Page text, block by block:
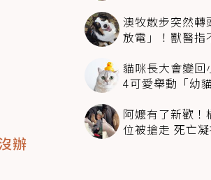
辦
澳牧散步突然轉
放電」！獸醫指
貓咪長大會變回
4可愛舉動「幼
阿嬤有了新歡！
位被搶走 死亡